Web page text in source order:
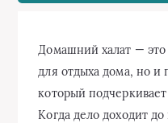
Домашний халат — это
для отдыха дома, но и
который
Когда дело доходит